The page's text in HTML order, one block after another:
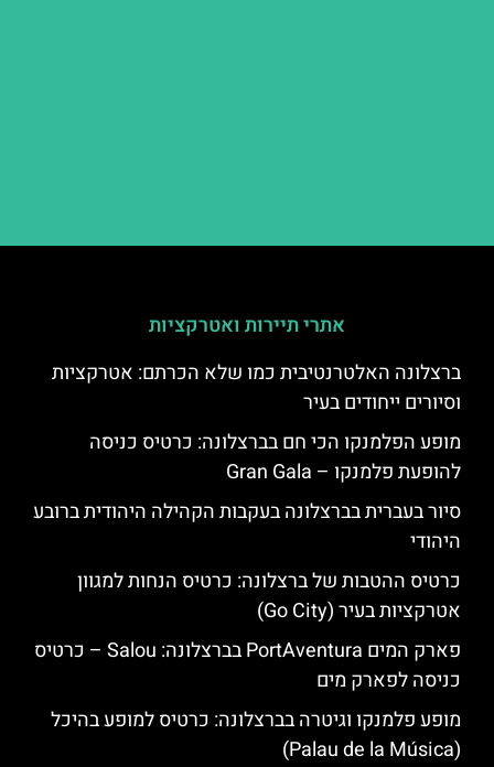
אתרי תיירות ואטרקציות
ברצלונה האלטרנטיבית כמו שלא הכרתם: אטרקציות
וסיורים ייחודים בעיר
מופע הפלמנקו הכי חם בברצלונה: כרטיס כניסה
להופעת פלמנקו – Gran Gala
סיור בעברית בברצלונה בעקבות הקהילה היהודית ברובע
היהודי
כרטיס ההטבות של ברצלונה: כרטיס הנחות למגוון
אטרקציות בעיר (Go City)
פארק המים PortAventura בברצלונה: Salou – כרטיס
כניסה לפארק מים
מופע פלמנקו וגיטרה בברצלונה: כרטיס למופע בהיכל
(Palau de la Música)